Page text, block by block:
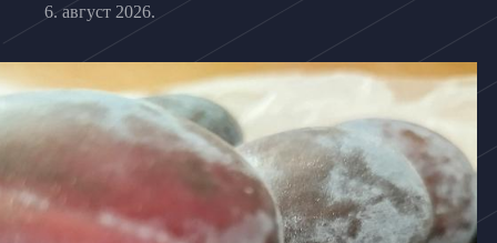
6. август 2026.